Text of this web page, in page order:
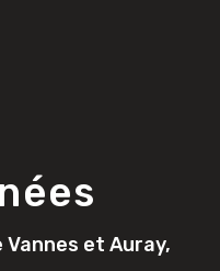
et Auray,